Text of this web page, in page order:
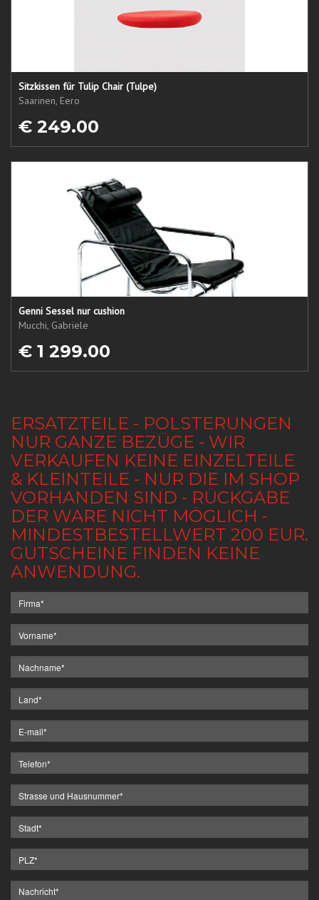
Sitzkissen für Tulip Chair (Tulpe)
Saarinen, Eero
€ 249.00
Genni Sessel nur cushion
Mucchi, Gabriele
€ 1 299.00
ERSATZTEILE - POLSTERUNGEN
NUR GANZE BEZÜGE - WIR
VERKAUFEN KEINE EINZELTEILE
& KLEINTEILE - NUR DIE IM SHOP
VORHANDEN SIND - RÜCKGABE
DER WARE NICHT MÖGLICH -
MINDESTBESTELLWERT 200 EUR.
GUTSCHEINE FINDEN KEINE
ANWENDUNG.